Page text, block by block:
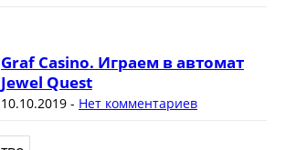
Graf Casino. Играем в автомат
Jewel Quest
10.10.2019- Нет комментариев